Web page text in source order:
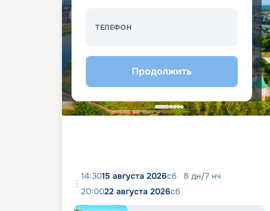
ТЕЛЕФОН
Продолжить
14:3015 августа 2026сб 8 дн/7 нч
20:0022 августа 2026сб